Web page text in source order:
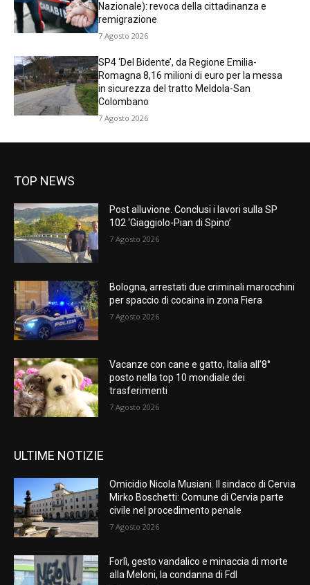
Nazionale): revoca della cittadinanza e
remigrazione
7 Agosto 2026
SP4 ‘Del Bidente’, da Regione Emilia-
Romagna 8,16 milioni di euro per la messa
in sicurezza del tratto Meldola-San
Colombano
7 Agosto 2026
TOP NEWS
Post alluvione. Conclusi i lavori sulla SP
102 ‘Giaggiolo-Pian di Spino’
7 Agosto 2026
Bologna, arrestati due criminali marocchini
per spaccio di cocaina in zona Fiera
7 Agosto 2026
Vacanze con cane e gatto, Italia all’8°
posto nella top 10 mondiale dei
trasferimenti
7 Agosto 2026
ULTIME NOTIZIE
Omicidio Nicola Musiani. Il sindaco di Cervia
Mirko Boschetti: Comune di Cervia parte
civile nel procedimento penale
7 Agosto 2026
Forlì, gesto vandalico e minaccia di morte
alla Meloni, la condanna di FdI